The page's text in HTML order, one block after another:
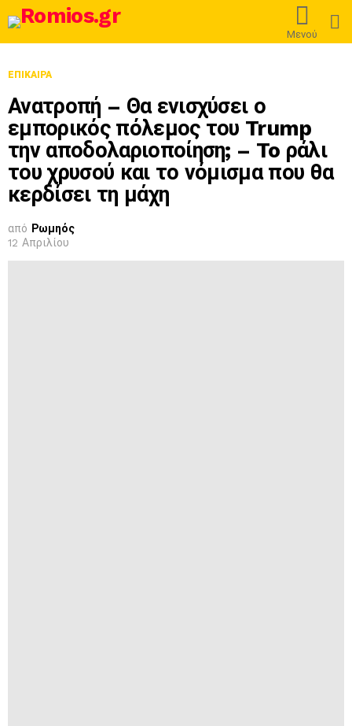
Μενού
ΕΠΊΚΑΙΡΑ
Ανατροπή – Θα ενισχύσει ο
εμπορικός πόλεμος του Trump
την αποδολαριοποίηση; – To ράλι
του χρυσού και το νόμισμα που θα
κερδίσει τη μάχη
από Ρωμηός
12 Απριλίου